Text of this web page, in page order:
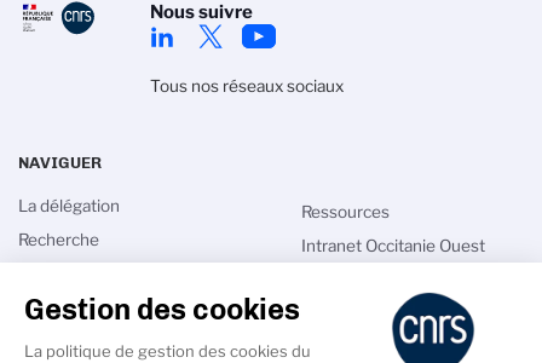
Nous suivre
Tous nos réseaux sociaux
NAVIGUER
La délégation
Recherche
Talents
Actualités
Ressources
Intranet Occitanie Ouest
Covid19
Gestion des cookies
La politique de gestion des cookies du